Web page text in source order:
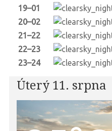
19–01
20–02
21–22
22–23
23–24
Úterý 11. srpna